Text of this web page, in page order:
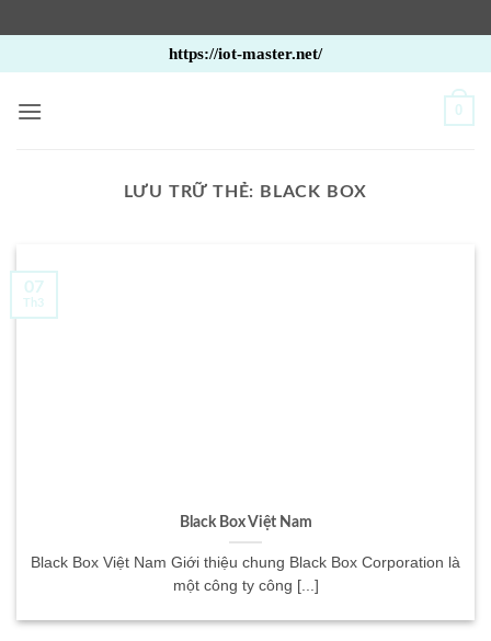
qua
nội
https://iot-master.net/
0
LƯU TRỮ THẺ: BLACK BOX
Black Box Việt Nam
Black Box Việt Nam Giới thiệu chung Black Box Corporation là
một công ty công [...]
07
Th3